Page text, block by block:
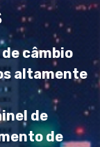
câmbio
altamente
de
de